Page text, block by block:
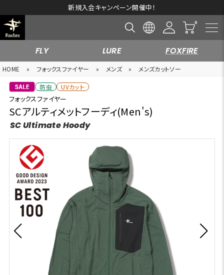
新規入会キャンペーン開催中！
FLY LURE FOXFIRE
HOME » フォックスファイヤー » メンズ » メンズカットソー
防虫 UVカット
フォックスファイヤー
SCアルティメットフーディ(Men's)
SC Ultimate Hoody